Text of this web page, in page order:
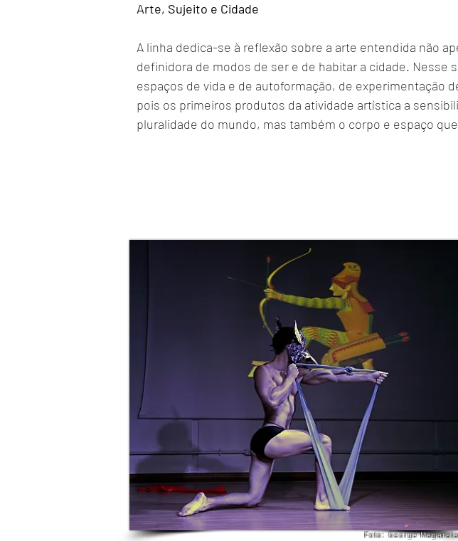
Arte, Sujeito e Cidade
A linha dedica-se à reflexão sobre a arte entendida não
definidora de modos de ser e de habitar a cidade.
espaços de vida e de autoformação, de experimentação
pois os primeiros produtos da atividade artística a
pluralidade do mundo, mas também o corpo e espaço
Foto: George Magaraia